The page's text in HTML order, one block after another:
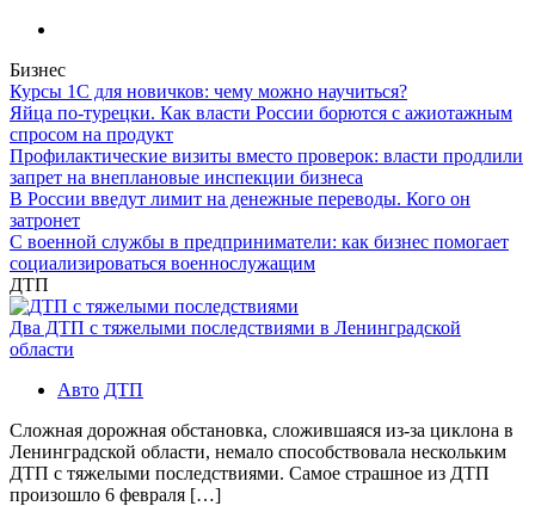
Бизнес
Курсы 1С для новичков: чему можно научиться?
Яйца по-турецки. Как власти России борются с ажиотажным
спросом на продукт
Профилактические визиты вместо проверок: власти продлили
запрет на внеплановые инспекции бизнеса
В России введут лимит на денежные переводы. Кого он
затронет
С военной службы в предприниматели: как бизнес помогает
социализироваться военнослужащим
ДТП
Два ДТП с тяжелыми последствиями в Ленинградской
области
Авто ДТП
Сложная дорожная обстановка, сложившаяся из-за циклона в
Ленинградской области, немало способствовала нескольким
ДТП с тяжелыми последствиями. Самое страшное из ДТП
произошло 6 февраля […]